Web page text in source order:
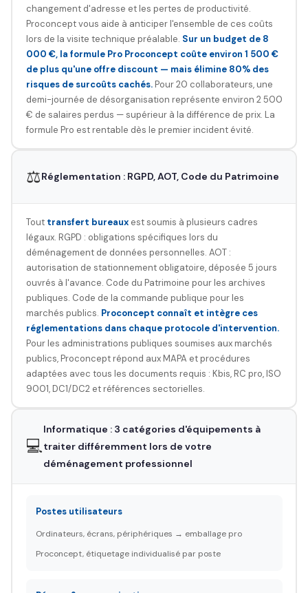
changement d'adresse et les pertes de productivité.
Proconcept vous aide à anticiper l'ensemble de ces coûts
lors de la visite technique préalable. Sur un budget de 8
000 €, la formule Pro Proconcept coûte environ 1 500 €
de plus qu'une offre discount — mais élimine 80% des
risques de surcoûts cachés.Pour 20 collaborateurs, une
demi-journée de désorganisation représente environ 2 500
€ de salaires perdus — supérieur à la différence de prix. La
formule Pro est rentable dès le premier incident évité.
⚖️Réglementation : RGPD, AOT, Code du Patrimoine
Tout transfert bureauxest soumis à plusieurs cadres
légaux. RGPD : obligations spécifiques lors du
déménagement de données personnelles. AOT :
autorisation de stationnement obligatoire, déposée 5 jours
ouvrés à l'avance. Code du Patrimoine pour les archives
publiques. Code de la commande publique pour les
marchés publics. Proconcept connaît et intègre ces
réglementations dans chaque protocole d'intervention.
Pour les administrations publiques soumises aux marchés
publics, Proconcept répond aux MAPA et procédures
adaptées avec tous les documents requis : Kbis, RC pro, ISO
9001, DC1/DC2 et références sectorielles.
💻
Informatique : 3 catégories d'équipements à
traiter différemment lors de votre
déménagement professionnel
Postes utilisateurs
Ordinateurs, écrans, périphériques → emballage pro
Proconcept, étiquetage individualisé par poste